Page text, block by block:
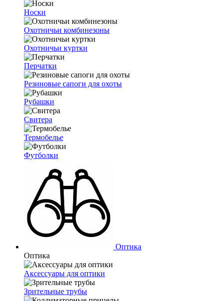
Носки
Охотничьи комбинезоны
Охотничьи куртки
Перчатки
Резиновые сапоги для охоты
Рубашки
Свитера
Термобелье
Футболки
Оптика
Оптика
Аксессуары для оптики
Зрительные трубы